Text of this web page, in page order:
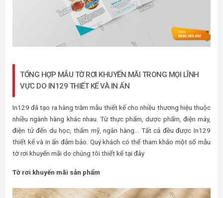
TỔNG HỢP MẪU TỜ RƠI KHUYẾN MÃI TRONG MỌI LĨNH
VỰC DO IN129 THIẾT KẾ VÀ IN ẤN
In129 đã tạo ra hàng trăm mẫu thiết kế cho nhiều thương hiệu thuộc
nhiều ngành hàng khác nhau. Từ thực phẩm, dược phẩm, điện máy,
điện tử đến du học, thẩm mỹ, ngân hàng… Tất cả đều được In129
thiết kế và in ấn đảm bảo. Quý khách có thể tham khảo một số mẫu
tờ rơi khuyến mãi do chúng tôi thiết kế tại đây
Tờ rơi khuyến mãi sản phẩm